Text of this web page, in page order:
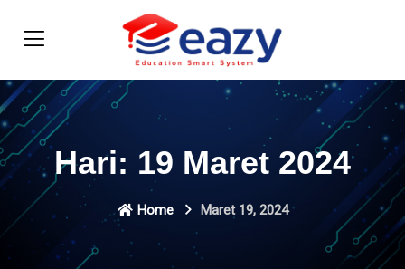
Hari: 19 Maret 2024
Home Maret 19, 2024